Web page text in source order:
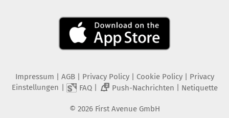
Impressum | AGB | Privacy Policy| Cookie Policy| Privacy
Einstellungen | FAQ| 2 Push-Nachrichten | Netiquette
© 2026 First Avenue GmbH